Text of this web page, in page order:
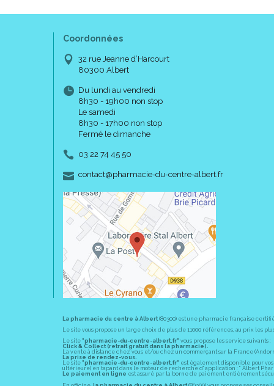
Coordonnées
32 rue Jeanne d’Harcourt
80300 Albert
Du lundi au vendredi
8h30 - 19h00 non stop
Le samedi
8h30 - 17h00 non stop
Fermé le dimanche
03 22 74 45 50
contact-
@-
pharmacie-du-centre-albert.fr
La pharmacie du centre à Albert (80300) est une pharmacie française
Le site vous propose un large choix de plus de 11000 références, au prix les
Le site "pharmacie-du-centre-albert.fr" vous propose les service suivants :
Click & Collect (retrait gratuit dans la pharmacie).
La vente à distance chez vous et/ou chez un commerçant sur la France
La prise de rendez-vous.
Le site "pharmacie-du-centre-albert.fr" est également disponible pour vos
ultérieure) en tapant dans le moteur de recherche d' application : " Albert
Le paiement en ligne est assuré par la borne de paiement entièrement